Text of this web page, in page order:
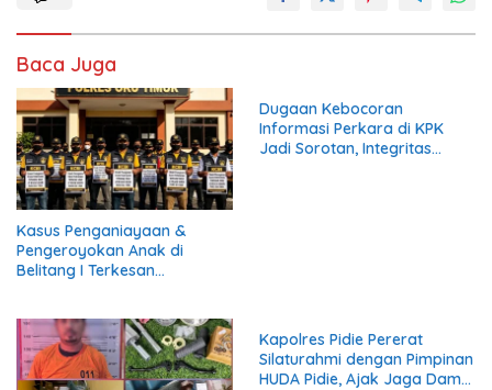
Baca Juga
Kasus Penganiayaan &
Pengeroyokan Anak di
Belitang I Terkesan
Tetap Dijalankan!
Dugaan Kebocoran
Informasi Perkara di KPK
Jadi Sorotan, Integritas
Kapolres Pidie Pererat
Silaturahmi dengan Pimpinan
HUDA Pidie, Ajak Jaga Damai